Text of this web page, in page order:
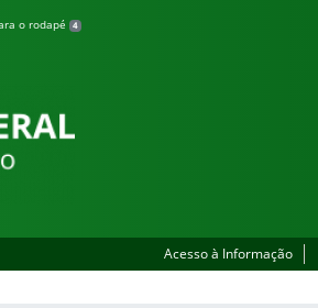
o rodapé 4
Acesso à Informação